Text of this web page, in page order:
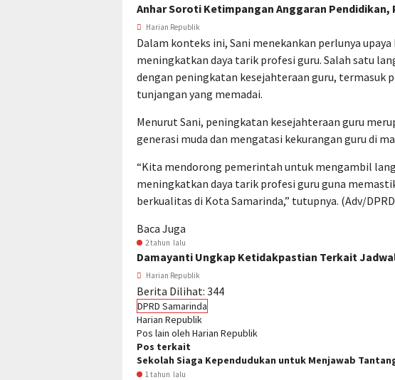
Anhar Soroti Ketimpangan Anggaran Pendidikan,
Harian Republik
Dalam konteks ini, Sani menekankan perlunya
meningkatkan daya tarik profesi guru. Salah satu
dengan peningkatan kesejahteraan guru, termasuk
tunjangan yang memadai.
Menurut Sani, peningkatan kesejahteraan guru
generasi muda dan mengatasi kekurangan guru di
“Kita mendorong pemerintah untuk mengambil
meningkatkan daya tarik profesi guru guna
berkualitas di Kota Samarinda,” tutupnya. (Adv/
Baca Juga
2 tahun lalu
Damayanti Ungkap Ketidakpastian Terkait
Harian Republik
Berita Dilihat: 344
DPRD Samarinda
Harian Republik
Pos lain oleh Harian Republik
Pos terkait
Sekolah Siaga Kependudukan untuk Menjawab
1 tahun lalu